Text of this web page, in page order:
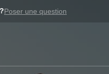
Poser une question